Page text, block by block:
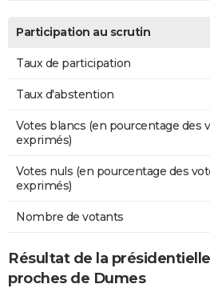
Participation au scrutin
Taux de participation
Taux d'abstention
Votes blancs (en pourcentage des
exprimés)
Votes nuls (en pourcentage des
exprimés)
Nombre de votants
Résultat de la
proches de Dumes